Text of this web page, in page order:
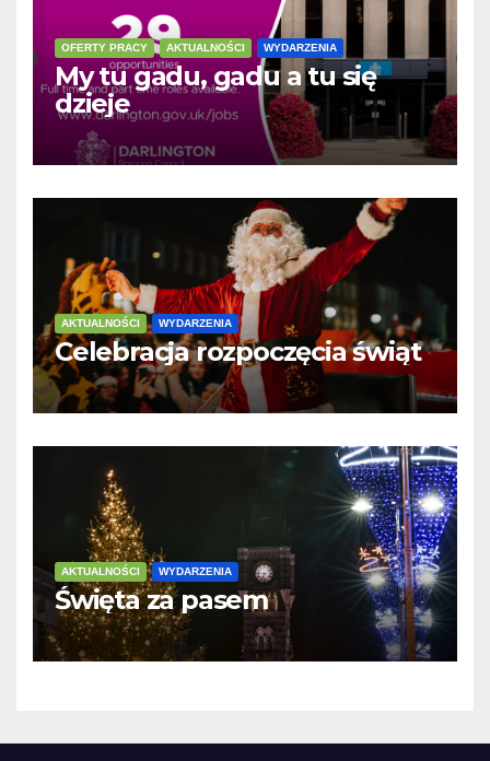
OFERTY PRACY AKTUALNOŚCI WYDARZENIA
My tu gadu, gadu a tu się
dzieje
AKTUALNOŚCI WYDARZENIA
Celebracja rozpoczęcia świąt
AKTUALNOŚCI WYDARZENIA
Święta za pasem